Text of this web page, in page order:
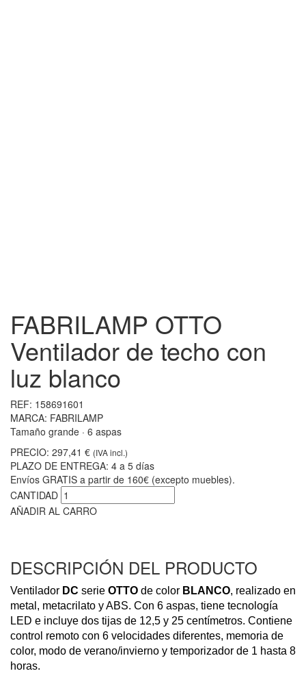
FABRILAMP OTTO
Ventilador de techo con
luz blanco
REF: 158691601
MARCA: FABRILAMP
Tamaño grande · 6 aspas
PRECIO: 297,41 € (IVA incl.)
PLAZO DE ENTREGA: 4 a 5 días
Envíos GRATIS a partir de 160€ (excepto muebles).
CANTIDAD
AÑADIR AL CARRO
DESCRIPCIÓN DEL PRODUCTO
Ventilador DC serie OTTO de color BLANCO, realizado en
metal, metacrilato y ABS. Con 6 aspas, tiene tecnología
LED e incluye dos tijas de 12,5 y 25 centímetros. Contiene
control remoto con 6 velocidades diferentes, memoria de
color, modo de verano/invierno y temporizador de 1 hasta 8
horas.